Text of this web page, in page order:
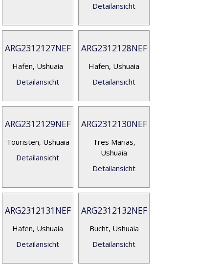
Detailansicht
ARG2312127NEF
Hafen, Ushuaia
Detailansicht
ARG2312128NEF
Hafen, Ushuaia
Detailansicht
ARG2312129NEF
Touristen, Ushuaia
Detailansicht
ARG2312130NEF
Tres Marias,
Ushuaia
Detailansicht
ARG2312131NEF
Hafen, Ushuaia
Detailansicht
ARG2312132NEF
Bucht, Ushuaia
Detailansicht